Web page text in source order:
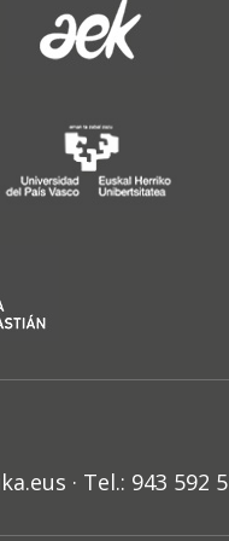
· Tel.: 943 592